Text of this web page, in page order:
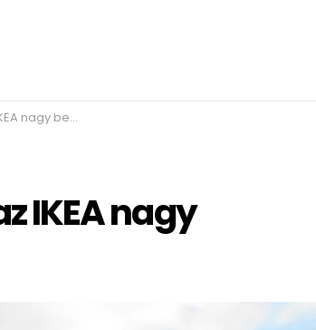
bejelentése
IKEA nagy